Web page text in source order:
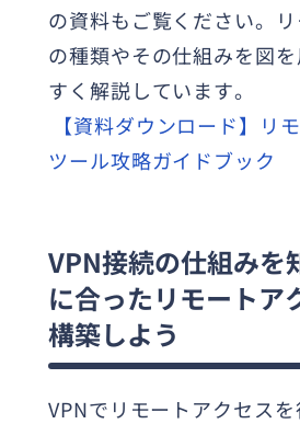
の資料もご覧ください。
の種類やその仕組みを図
すく解説しています。
【資料ダウンロード】リ
ツール攻略ガイドブック
VPN接続の仕組みを
に合ったリモートア
構築しよう
VPNでリモートアクセス